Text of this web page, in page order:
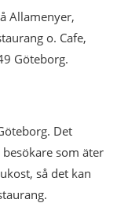
Allamenyer,
o. Cafe,
Göteborg.
Det
som äter
så det kan